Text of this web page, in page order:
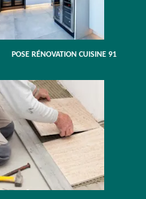
POSE RÉNOVATION CUISINE 91